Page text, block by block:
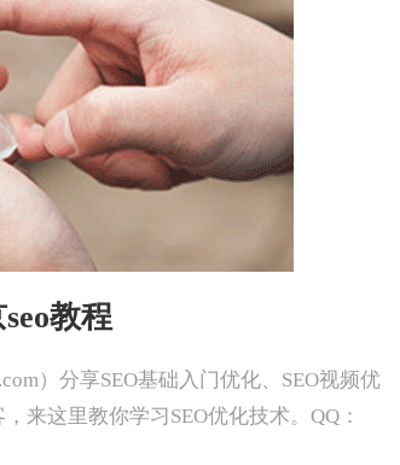
教程
）分享SEO基础入门优化、SEO视频优
来这里教你学习SEO优化技术。QQ：